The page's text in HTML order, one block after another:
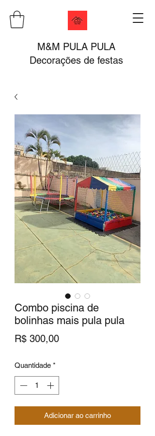
M&M PULA PULA
Decorações de festas
Combo piscina de
bolinhas mais pula pula
R$ 300,00Preço
Quantidade *
Adicionar ao carrinho